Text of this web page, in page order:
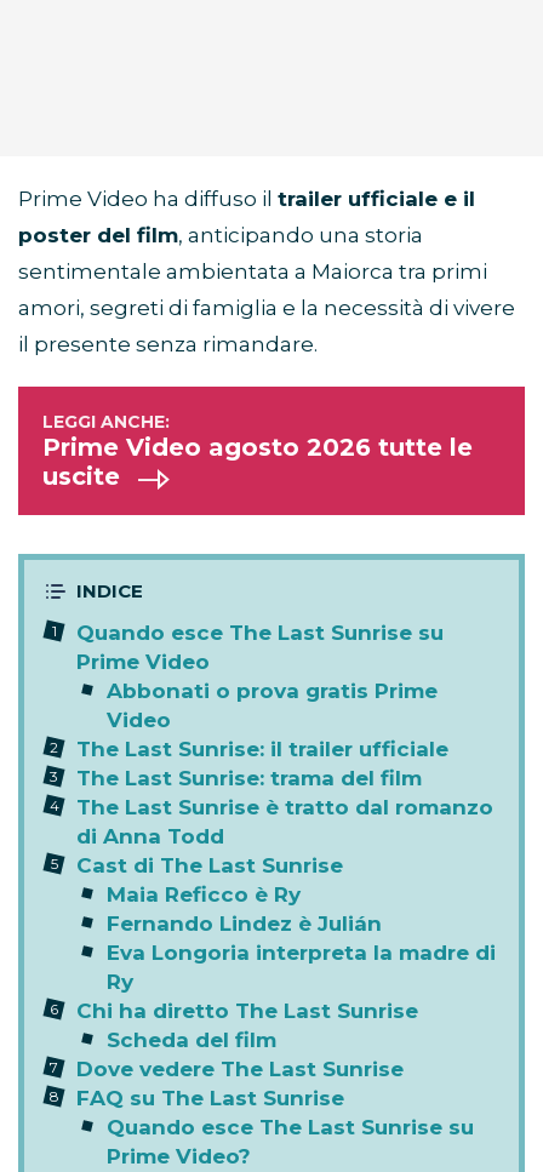
Prime Video ha diffuso il trailer ufficiale e il
poster del film, anticipando una storia
sentimentale ambientata a Maiorca tra primi
amori, segreti di famiglia e la necessità di vivere
il presente senza rimandare.
Prime Video agosto 2026 tutte le
uscite
Quando esce The Last Sunrise su
Prime Video
Abbonati o prova gratis Prime
Video
The Last Sunrise: il trailer ufficiale
The Last Sunrise: trama del film
The Last Sunrise è tratto dal romanzo
di Anna Todd
Cast di The Last Sunrise
Maia Reficco è Ry
Fernando Lindez è Julián
Eva Longoria interpreta la madre di
Ry
Chi ha diretto The Last Sunrise
Scheda del film
Dove vedere The Last Sunrise
FAQ su The Last Sunrise
Quando esce The Last Sunrise su
Prime Video?